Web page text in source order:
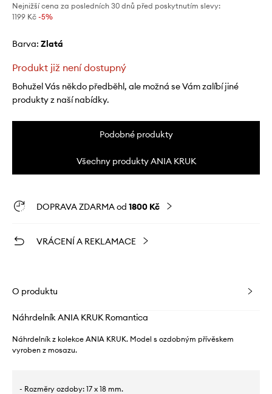
Nejnižší cena za posledních 30 dnů před poskytnutím slevy:
1199 Kč -5%
Barva: zlatá
Produkt již není dostupný
Bohužel Vás někdo předběhl, ale možná se Vám zalíbí jiné
produkty z naší nabídky.
Podobné produkty
Všechny produkty ANIA KRUK
DOPRAVA ZDARMA od 1800 Kč
VRÁCENÍ A REKLAMACE
O produktu
Náhrdelník ANIA KRUK Romantica
Náhrdelník z kolekce ANIA KRUK. Model s ozdobným přívěskem
vyroben z mosazu.
- Rozměry ozdoby: 17 x 18 mm.